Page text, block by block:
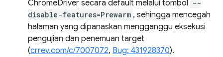
ChromeDriver secara default melalui tombol --
disable-features=Prewarm , sehingga mencegah
halaman yang dipanaskan mengganggu eksekusi
pengujian dan penemuan target
(crrev.com/c/7007072, Bug: 431928370).